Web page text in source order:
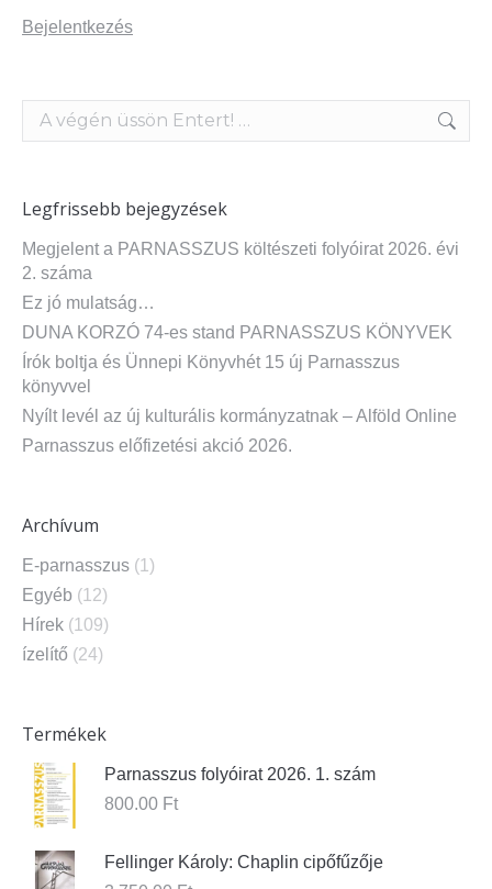
Bejelentkezés
Search:
Legfrissebb bejegyzések
Megjelent a PARNASSZUS költészeti folyóirat 2026. évi
2. száma
Ez jó mulatság…
DUNA KORZÓ 74-es stand PARNASSZUS KÖNYVEK
Írók boltja és Ünnepi Könyvhét 15 új Parnasszus
könyvvel
Nyílt levél az új kulturális kormányzatnak – Alföld Online
Parnasszus előfizetési akció 2026.
Archívum
E-parnasszus (1)
Egyéb (12)
Hírek (109)
ízelítő (24)
Termékek
Parnasszus folyóirat 2026. 1. szám
800.00 Ft
Fellinger Károly: Chaplin cipőfűzője